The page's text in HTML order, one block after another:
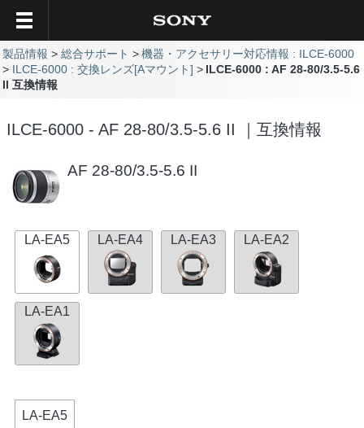
製品情報 総合サポート
機器・アクセサリー対応情報 : ILCE-6000
ILCE-6000 : 交換レンズ[Aマウント]
ILCE-6000 : AF 28-80/3.5-5.6
II 互換情報
ILCE-6000 - AF 28-80/3.5-5.6 II ｜互換情報
AF 28-80/3.5-5.6 II
LA-EA5 LA-EA4 LA-EA3 LA-EA2
LA-EA1
LA-EA5